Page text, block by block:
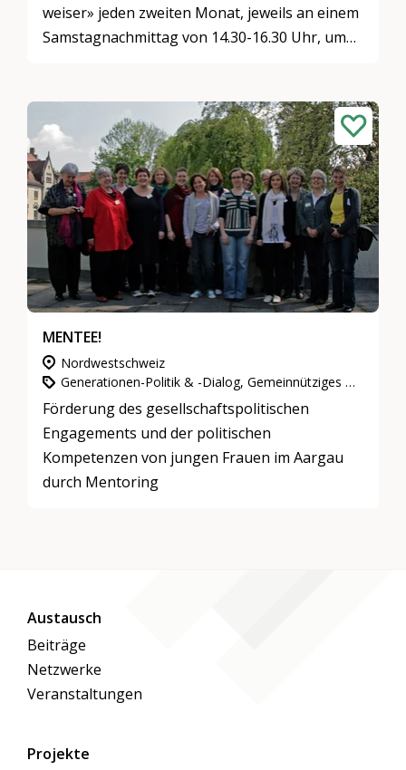
weiser» jeden zweiten Monat, jeweils an einem
Samstagnachmittag von 14.30-16.30 Uhr, um
Bewohner gemeinsam schöne Stunden, sei es
beim Basteln, Backen oder noch viel
ausgefalleneren Aktivitäten. Die Freiwilligen
überlegen sich immer wieder etwas Neues! Die
Treffen des #99 schaffen Platz für Spiel und
Spass, sowie auch für ernste und tiefgründige
Gespräche.
MENTEE!
Nordwestschweiz
Generationen-Politik & -Dialog, Gemeinnütziges Engagement, Mentoring
Förderung des gesellschaftspolitischen
Engagements und der politischen
Kompetenzen von jungen Frauen im Aargau
durch Mentoring
Austausch
Beiträge
Netzwerke
Veranstaltungen
Projekte